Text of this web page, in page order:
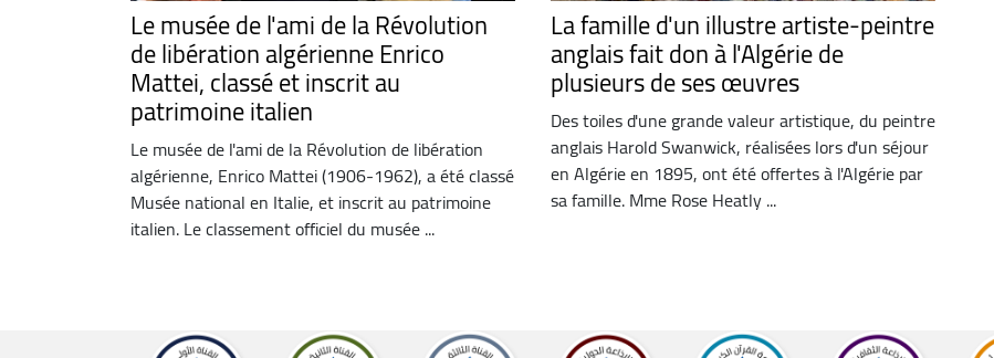
Le musée de l'ami de la Révolution
de libération algérienne Enrico
Mattei, classé et inscrit au
patrimoine italien
Le musée de l'ami de la Révolution de libération
algérienne, Enrico Mattei (1906-1962), a été classé
Musée national en Italie, et inscrit au patrimoine
italien. Le classement officiel du musée ...
La famille d'un illustre artiste-peintre
anglais fait don à l'Algérie de
plusieurs de ses œuvres
Des toiles d'une grande valeur artistique, du peintre
anglais Harold Swanwick, réalisées lors d'un séjour
en Algérie en 1895, ont été offertes à l'Algérie par
sa famille. Mme Rose Heatly ...